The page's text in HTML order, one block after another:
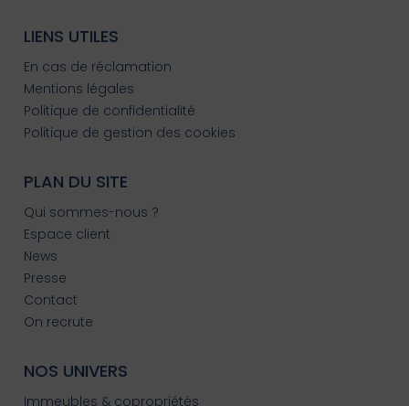
LIENS UTILES
En cas de réclamation
Mentions légales
Politique de confidentialité
Politique de gestion des cookies
PLAN DU SITE
Qui sommes-nous ?
Espace client
News
Presse
Contact
On recrute
NOS UNIVERS
Immeubles & copropriétés